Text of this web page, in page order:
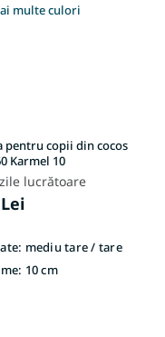
multe culori
pentru copii din cocos
Karmel 10
lucrătoare
mediu tare / tare
10 cm